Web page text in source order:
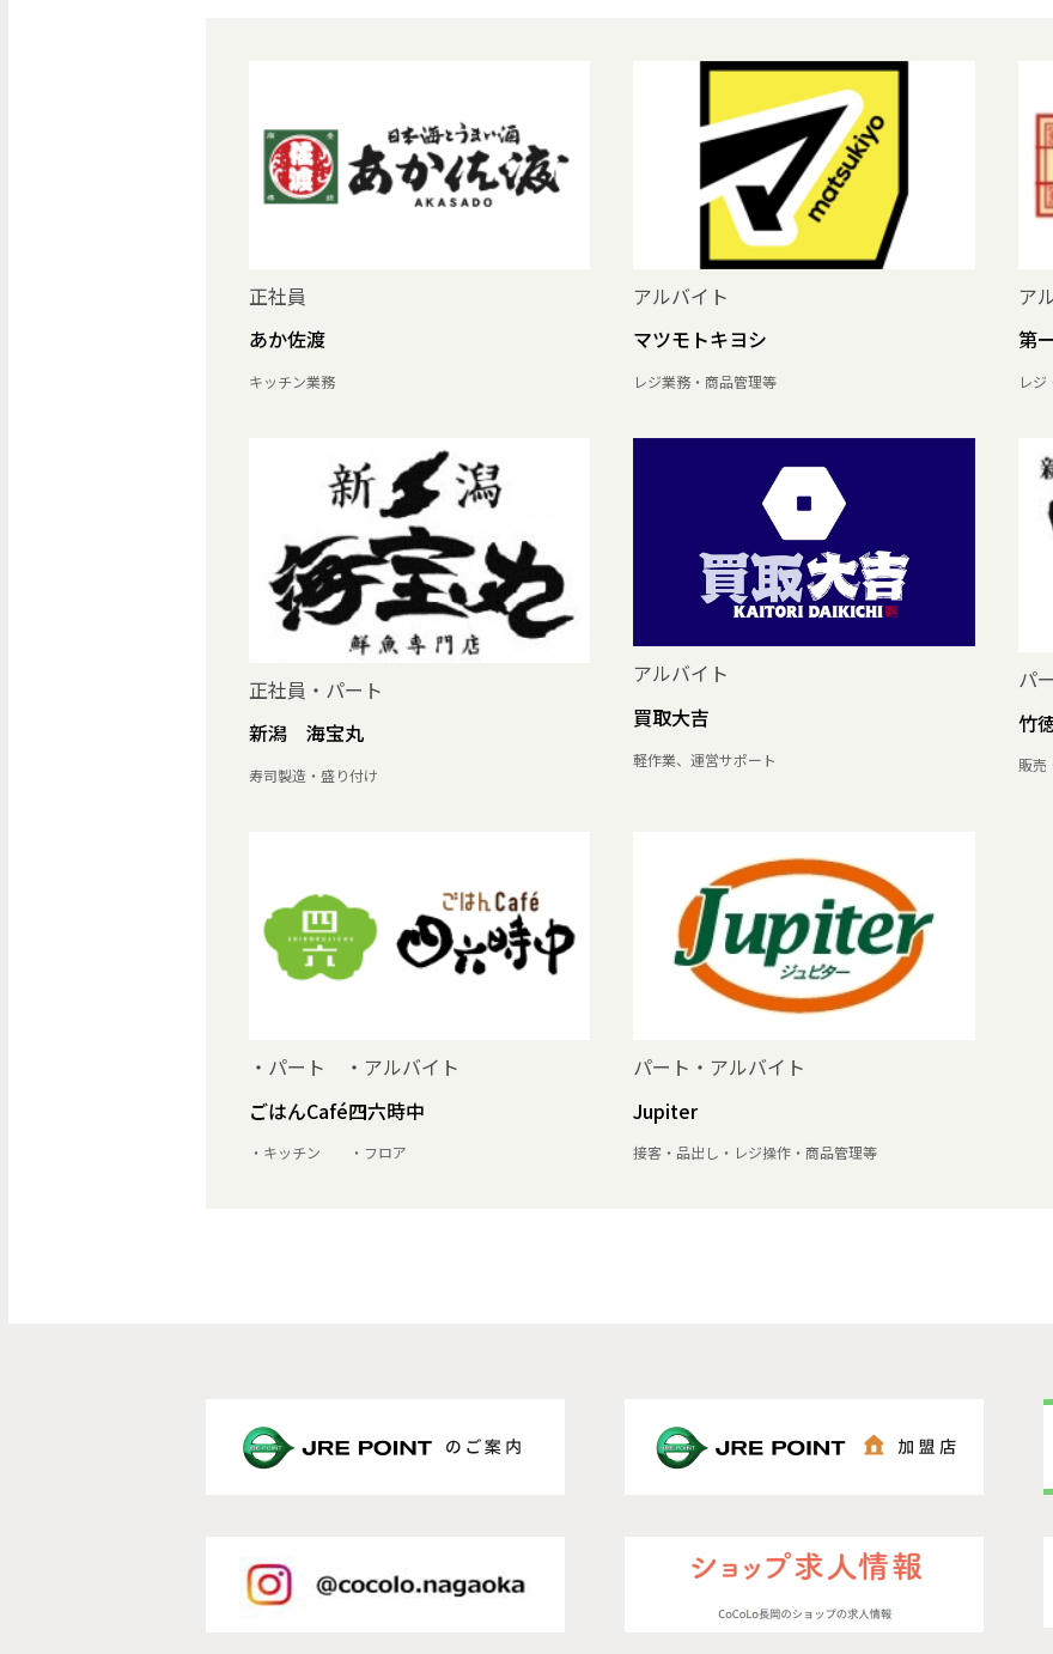
正社員
あか佐渡
キッチン業務
アルバイト
マツモトキヨシ
レジ業務・商品管理等
ア
第
レ
正社員・パート
新潟 海宝丸
寿司製造・盛り付け
アルバイト
買取大吉
軽作業、運営サポート
パ
竹
販売
・パート ・アルバイト
ごはんCafé四六時中
・キッチン ・フロア
パート・アルバイト
Jupiter
接客・品出し・レジ操作・商品管理等